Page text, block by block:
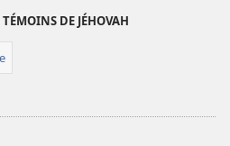
béni
Dieu Dieu
DE JÉHOVAH